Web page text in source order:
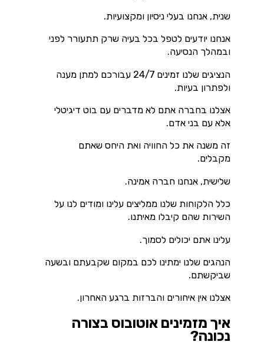
שנית, אנחנו בעלי ניסיון ומקצועיות.
אנחנו יודעים לטפל בכל בעיה שרק תתעורר לפני
ובמהלך הנסיעה.
הנציגים שלנו זמינים 24/7 עבורכם למתן מענה
ולפתרון בעיות.
אצלנו בחברה אתם לא מדברים עם בוט דיגיטלי
אלא עם בני אדם.
זה משנה את כל החוויה ואת היחס שאתם
מקבלים.
שלישית, אנחנו חברה אמינה.
כלל הלקוחות שלנו ממליצים עלינו ומודים לנו על
השירות שהם קיבלו מאיתנו.
עלינו אתם יכולים לסמוך.
הנהגים שלנו ימתינו לכם במקום שקבעתם ובשעה
שביקשתם.
אצלנו אין איחורים והברזות ברגע האחרון.
איך מזמינים אוטובוס בצורה
נכונה?